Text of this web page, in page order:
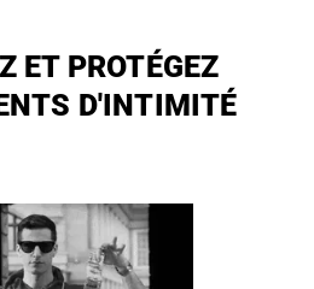
ET PROTÉGEZ
D'INTIMITÉ